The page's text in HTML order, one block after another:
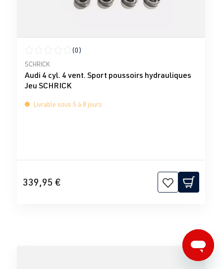
Note moyenne de 0 sur 5 étoiles
(0)
SCHRICK
Audi 4 cyl. 4 vent. Sport poussoirs hydrauliques
Jeu SCHRICK
Livrable sous 5 à 8 jours
339,95 €